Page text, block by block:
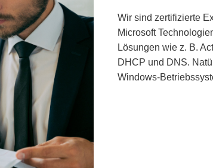
Wir sind zertifizierte
Microsoft
Lösungen wie z. B.
DHCP und DNS.
Windows-